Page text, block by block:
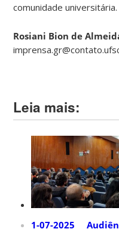
comunidade universitária.
Rosiani Bion de
Leia mais:
1-07-2025